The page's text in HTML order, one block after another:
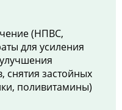
(НПВС,
для усиления
снятия застойных
поливитамины)